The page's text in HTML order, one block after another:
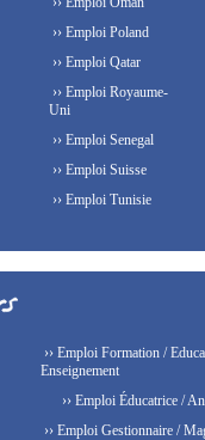
›› Emploi Poland
›› Emploi Qatar
›› Emploi Royaume-
Uni
›› Emploi Senegal
›› Emploi Suisse
›› Emploi Tunisie
›› Emploi Formation /
Enseignement
›› Emploi Éducatrice /
›› Emploi Gestionnaire /